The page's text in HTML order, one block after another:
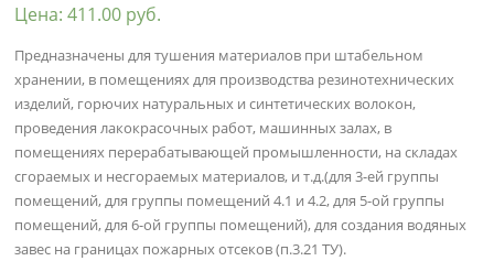
Цена:411.00 руб.
Предназначены для тушения материалов при штабельном
хранении, в помещениях для производства резинотехнических
изделий, горючих натуральных и синтетических волокон,
проведения лакокрасочных работ, машинных залах, в
помещениях перерабатывающей промышленности, на складах
сгораемых и несгораемых материалов, и т.д.(для 3-ей группы
помещений, для группы помещений 4.1 и 4.2, для 5-ой группы
помещений, для 6-ой группы помещений), для создания водяных
завес на границах пожарных отсеков (п.3.21 ТУ).